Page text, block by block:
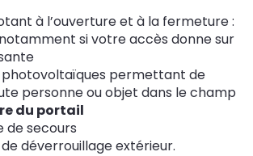
à l’ouverture et à la fermeture :
si votre accès donne sur
photovoltaïques permettant de
personne ou objet dans le champ
du portail
de secours
déverrouillage extérieur.